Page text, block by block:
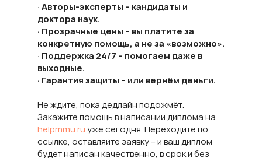
· Авторы-эксперты – кандидаты и
доктора наук.
· Прозрачные цены – вы платите за
конкретную помощь, а не за «возможно».
· Поддержка 24/7 – помогаем даже в
выходные.
· Гарантия защиты – или вернём деньги.
Не ждите, пока дедлайн подожмёт.
Закажите помощь в написании диплома на
helpmmu.ruуже сегодня. Переходите по
ссылке, оставляйте заявку – и ваш диплом
будет написан качественно, в срок и без